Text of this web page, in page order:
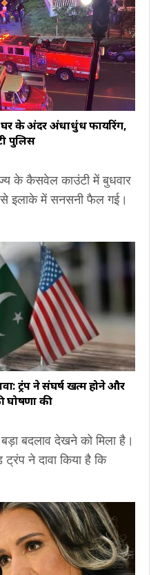
घर के अंदर अंधाधुंध फायरिंग,
पुलिस
के कैसवेल काउंटी में बुधवार
से इलाके में सनसनी फैल गई।
ट्रंप ने संघर्ष खत्म होने और
घोषणा की
बड़ा बदलाव देखने को मिला है।
ट्रंप ने दावा किया है कि